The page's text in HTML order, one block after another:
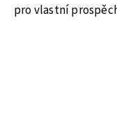
pro vlastní